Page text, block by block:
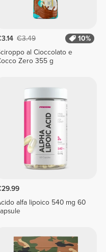
€3.49
10%
al Cioccolato e
Zero 355 g
alfa lipoico 540 mg 60